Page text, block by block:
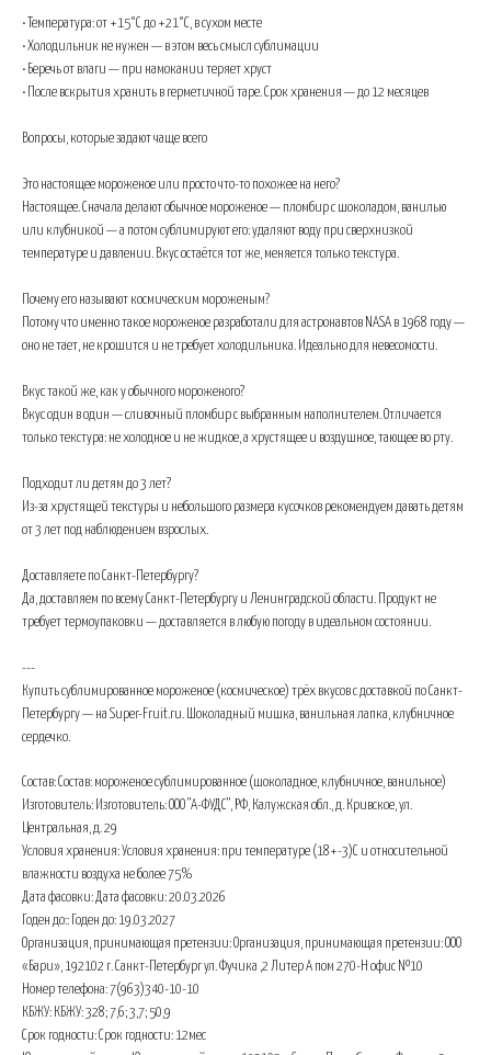
• Температура: от +15°C до +21°C, в сухом месте
• Холодильник не нужен — в этом весь смысл сублимации
• Беречь от влаги — при намокании теряет хруст
• После вскрытия хранить в герметичной таре. Срок хранения — до 12 месяцев
Вопросы, которые задают чаще всего
Это настоящее мороженое или просто что-то похожее на него?
Настоящее. Сначала делают обычное мороженое — пломбир с шоколадом, ванилью
или клубникой — а потом сублимируют его: удаляют воду при сверхнизкой
температуре и давлении. Вкус остаётся тот же, меняется только текстура.
Почему его называют космическим мороженым?
Потому что именно такое мороженое разработали для астронавтов NASA в 1968 году —
оно не тает, не крошится и не требует холодильника. Идеально для невесомости.
Вкус такой же, как у обычного мороженого?
Вкус один в один — сливочный пломбир с выбранным наполнителем. Отличается
только текстура: не холодное и не жидкое, а хрустящее и воздушное, тающее во рту.
Подходит ли детям до 3 лет?
Из-за хрустящей текстуры и небольшого размера кусочков рекомендуем давать детям
от 3 лет под наблюдением взрослых.
Доставляете по Санкт-Петербургу?
Да, доставляем по всему Санкт-Петербургу и Ленинградской области. Продукт не
требует термоупаковки — доставляется в любую погоду в идеальном состоянии.
---
Купить сублимированное мороженое (космическое) трёх вкусов с доставкой по Санкт-
Петербургу — на Super-Fruit.ru. Шоколадный мишка, ванильная лапка, клубничное
сердечко.
Состав: Состав: мороженое сублимированное (шоколадное, клубничное, ванильное)
Изготовитель: Изготовитель: ООО "А-ФУДС", РФ, Калужская обл., д. Кривское, ул.
Центральная, д. 29
Условия хранения: Условия хранения: при температуре (18+-3)С и относительной
влажности воздуха не более 75%
Дата фасовки: Дата фасовки: 20.03.2026
Годен до:: Годен до: 19.03.2027
Организация, принимающая претензии: Организация, принимающая претензии: ООО
«Бари», 192102 г. Санкт-Петербург ул. Фучика ,2 Литер А пом 270-Н офис №10
Номер телефона: 7(963)340-10-10
КБЖУ: КБЖУ: 328; 7,6; 3,7; 50,9
Срок годности: Срок годности: 12мес